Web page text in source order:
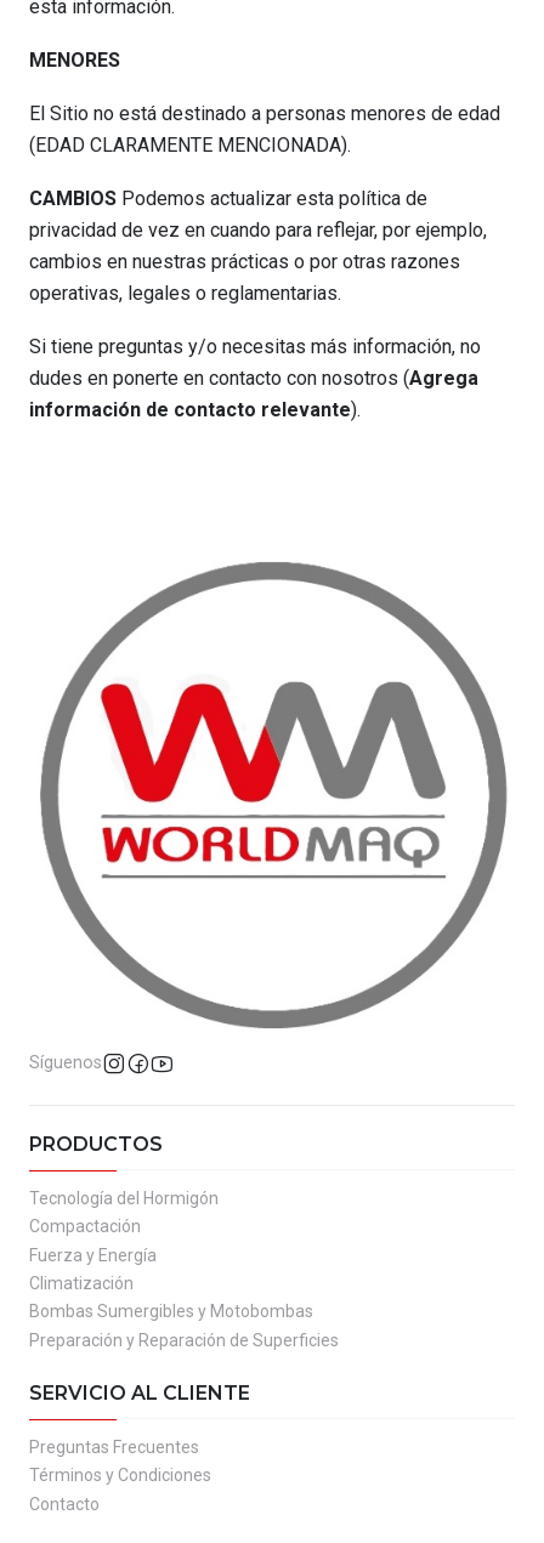
esta información.
MENORES
El Sitio no está destinado a personas menores de edad
(EDAD CLARAMENTE MENCIONADA).
CAMBIOS Podemos actualizar esta política de
privacidad de vez en cuando para reflejar, por ejemplo,
cambios en nuestras prácticas o por otras razones
operativas, legales o reglamentarias.
Si tiene preguntas y/o necesitas más información, no
dudes en ponerte en contacto con nosotros (Agrega
información de contacto relevante).
Síguenos
PRODUCTOS
Tecnología del Hormigón
Compactación
Fuerza y Energía
Climatización
Bombas Sumergibles y Motobombas
Preparación y Reparación de Superficies
SERVICIO AL CLIENTE
Preguntas Frecuentes
Términos y Condiciones
Contacto